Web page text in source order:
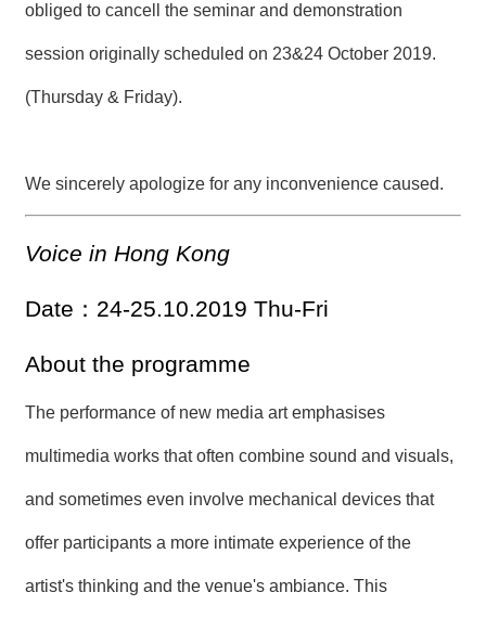
obliged to cancell the seminar and demonstration
session originally scheduled on 23&24 October 2019.
(Thursday & Friday).
We sincerely apologize for any inconvenience caused.
Voice in Hong Kong
Date：24-25.10.2019 Thu-Fri
About the programme
The performance of new media art emphasises
multimedia works that often combine sound and visuals,
and sometimes even involve mechanical devices that
offer participants a more intimate experience of the
artist's thinking and the venue's ambiance. This